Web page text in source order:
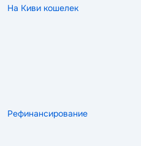
На Киви кошелек
Рефинансирование